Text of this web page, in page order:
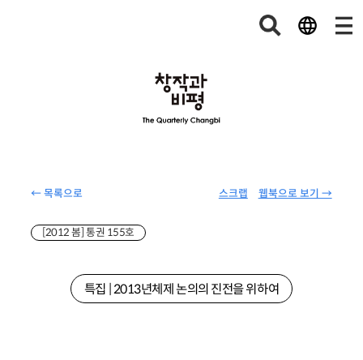
← 목록으로 웹북으로 보기 →
스크랩
[2012 봄] 통권 155호
특집 | 2013년체제 논의의 진전을 위하여